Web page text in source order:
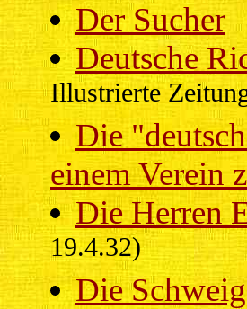
Der Sucher
Deutsche
Illustrierte
Die
einem Verein
Die Herren
19.4.32)
Die